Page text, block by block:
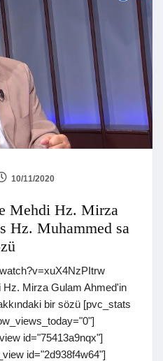
10/11/2020
Mehdi Hz. Mirza
Hz. Muhammed sa
Mirza Gulam Ahmed'in
bir sözü [pvc_stats
id="75413a9nqx"]
id="2d938f4w64"]